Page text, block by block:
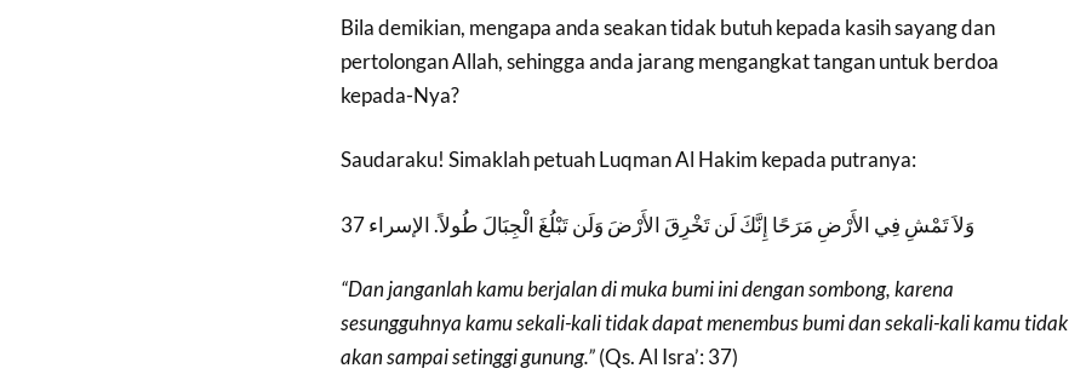
Bila demikian, mengapa anda seakan tidak butuh kepada kasih sayang dan
pertolongan Allah, sehingga anda jarang mengangkat tangan untuk berdoa
kepada-Nya?
Saudaraku! Simaklah petuah Luqman Al Hakim kepada putranya:
وَلاَ تَمْشِ فِي الأَرْضِ مَرَحًا إِنَّكَ لَن تَخْرِقَ الأَرْضَ وَلَن تَبْلُغَ الْجِبَالَ طُولاً. الإسراء 37
“Dan janganlah kamu berjalan di muka bumi ini dengan sombong, karena
sesungguhnya kamu sekali-kali tidak dapat menembus bumi dan sekali-kali kamu tidak
akan sampai setinggi gunung.”(Qs. Al Isra’: 37)